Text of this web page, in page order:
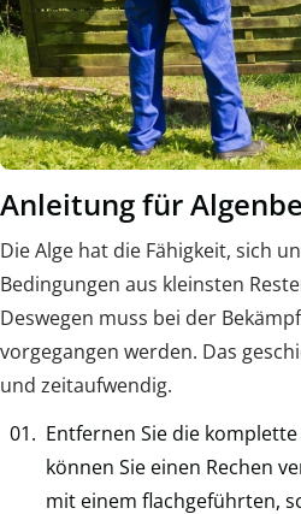
Anleitung für
Die Alge hat die Fähigkeit, sich
Bedingungen aus kleinsten
Deswegen muss bei der
vorgegangen werden. Das
und zeitaufwendig.
Entfernen Sie die
können Sie einen Rechen
mit einem flachgeführten,